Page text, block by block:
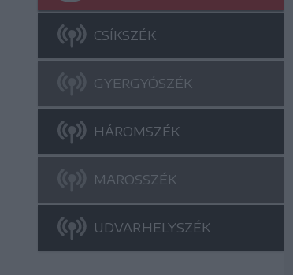
CSÍKSZÉK
GYERGYÓSZÉK
HÁROMSZÉK
MAROSSZÉK
UDVARHELYSZÉK